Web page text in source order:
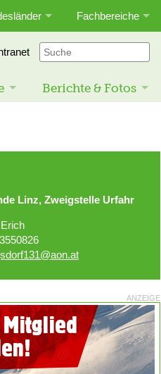
Fachbereiche
Berichte & Fotos
Linz, Zweigstelle Urfahr
ANZEIGE